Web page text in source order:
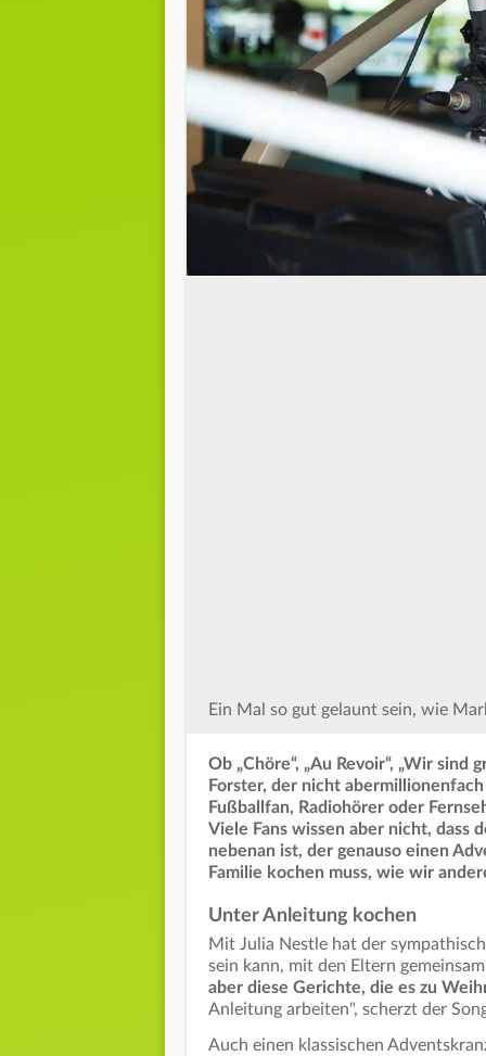
Ein Mal so gut gelaunt sein, wie
Ob „Chöre“, „Au Revoir“, „Wir sind
Forster, der nicht
Fußballfan, Radiohörer oder
Viele Fans wissen aber nicht, dass
nebenan ist, der genauso einen
Familie kochen muss, wie wir
Unter Anleitung kochen
Mit Julia Nestle hat der
sein kann, mit den Eltern
aber diese Gerichte, die es zu
Anleitung arbeiten", scherzt der
Auch einen klassischen